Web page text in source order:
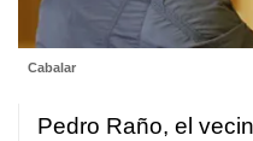
Cabalar
Pedro Raño, el